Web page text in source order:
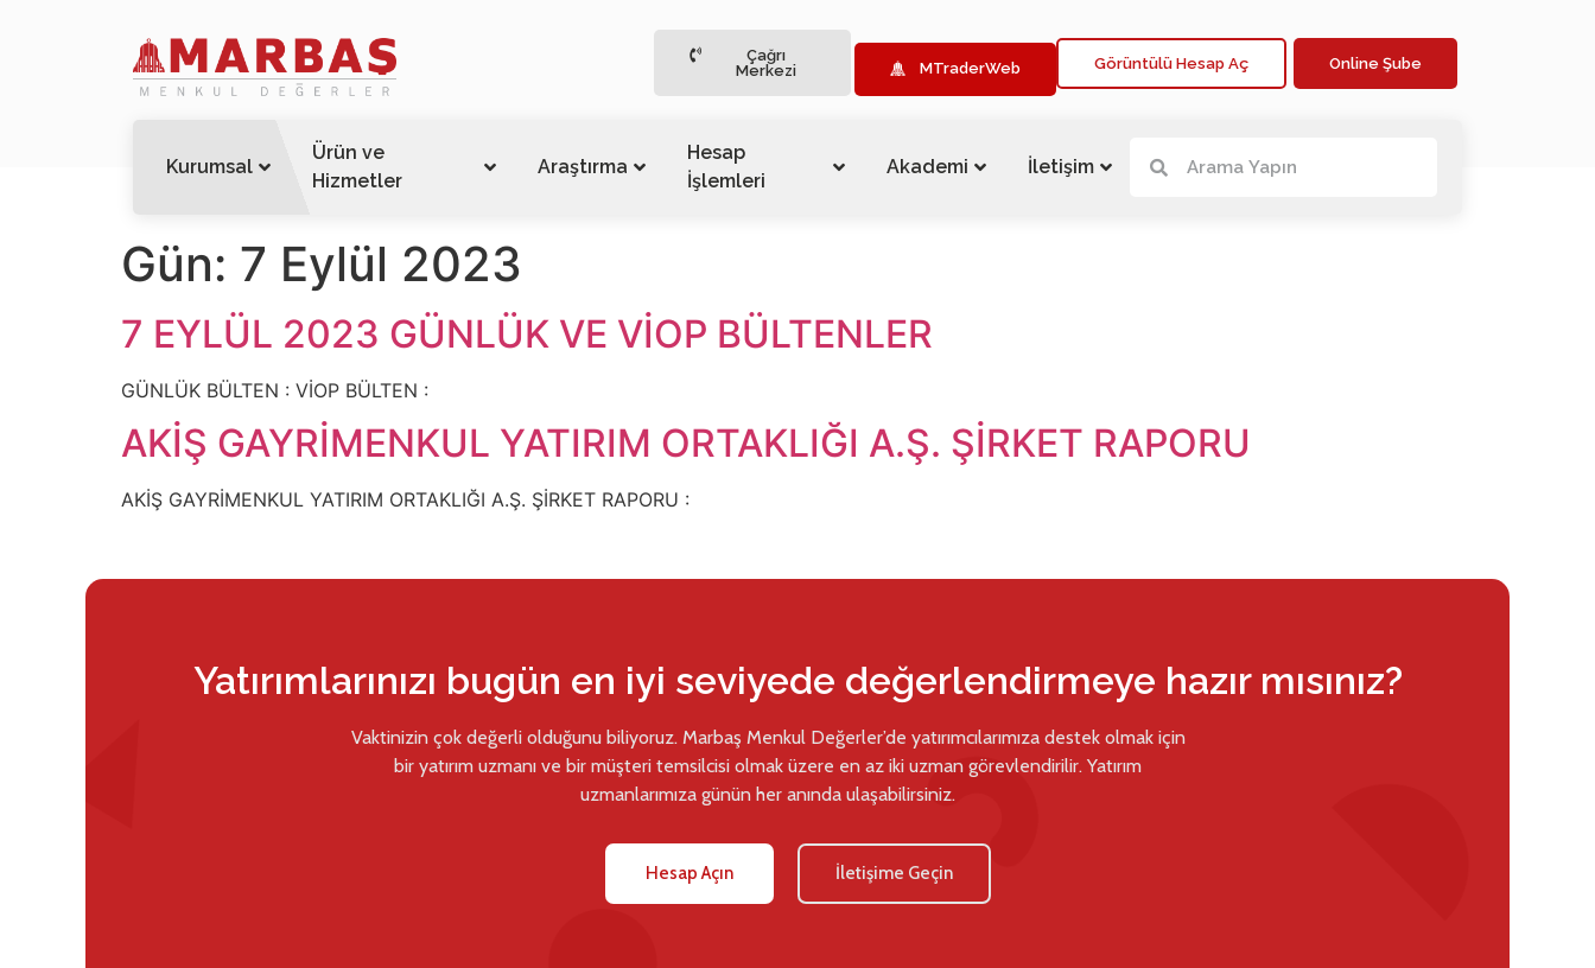
Çağrı
Merkezi
MTraderWeb Görüntülü Hesap Aç Online Şube
Kurumsal
Ürün ve
Hizmetler
Araştırma
Hesap
İşlemleri
Akademi İletişim
Gün: 7 Eylül 2023
7 EYLÜL 2023 GÜNLÜK VE VİOP BÜLTENLER
GÜNLÜK BÜLTEN : VİOP BÜLTEN :
AKİŞ GAYRİMENKUL YATIRIM ORTAKLIĞI A.Ş. ŞİRKET RAPORU
AKİŞ GAYRİMENKUL YATIRIM ORTAKLIĞI A.Ş. ŞİRKET RAPORU :
Yatırımlarınızı bugün en iyi seviyede değerlendirmeye hazır mısınız?
Vaktinizin çok değerli olduğunu biliyoruz. Marbaş Menkul Değerler’de yatırımcılarımıza destek olmak için
bir yatırım uzmanı ve bir müşteri temsilcisi olmak üzere en az iki uzman görevlendirilir. Yatırım
uzmanlarımıza günün her anında ulaşabilirsiniz.
Hesap Açın İletişime Geçin